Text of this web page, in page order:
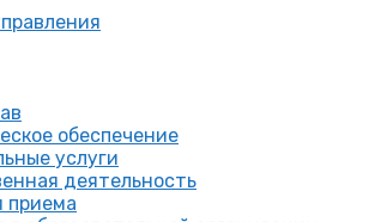
обеспечение
услуги
деятельность
приема